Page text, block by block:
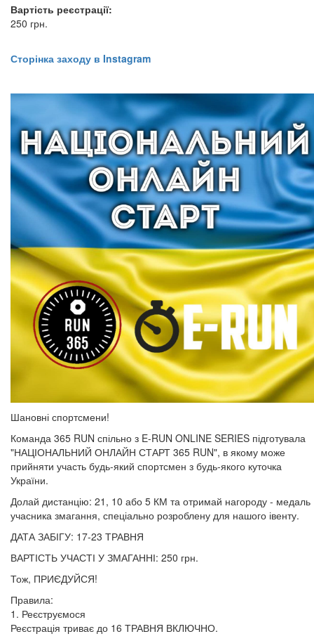
Вартість реєстрації:
250 грн.
Сторінка заходу в Instagram
Шановні спортсмени!
Команда 365 RUN спільно з E-RUN ONLINE SERIES підготувала
"НАЦІОНАЛЬНИЙ ОНЛАЙН СТАРТ 365 RUN", в якому може
прийняти участь будь-який спортсмен з будь-якого куточка
України.
Долай дистанцію: 21, 10 або 5 КМ та отримай нагороду - медаль
учасника змагання, спеціально розроблену для нашого івенту.
ДАТА ЗАБІГУ: 17-23 ТРАВНЯ
ВАРТІСТЬ УЧАСТІ У ЗМАГАННІ: 250 грн.
Тож, ПРИЄДУЙСЯ!
Правила:
1. Реєструємося
Реєстрація триває до 16 ТРАВНЯ ВКЛЮЧНО.